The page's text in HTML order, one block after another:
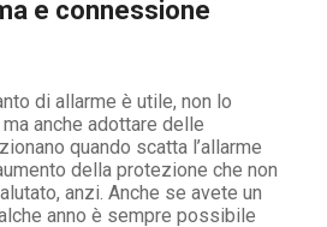
e connessione
di allarme è utile, non lo
anche adottare delle
quando scatta l’allarme
della protezione che non
anzi. Anche se avete un
anno è sempre possibile